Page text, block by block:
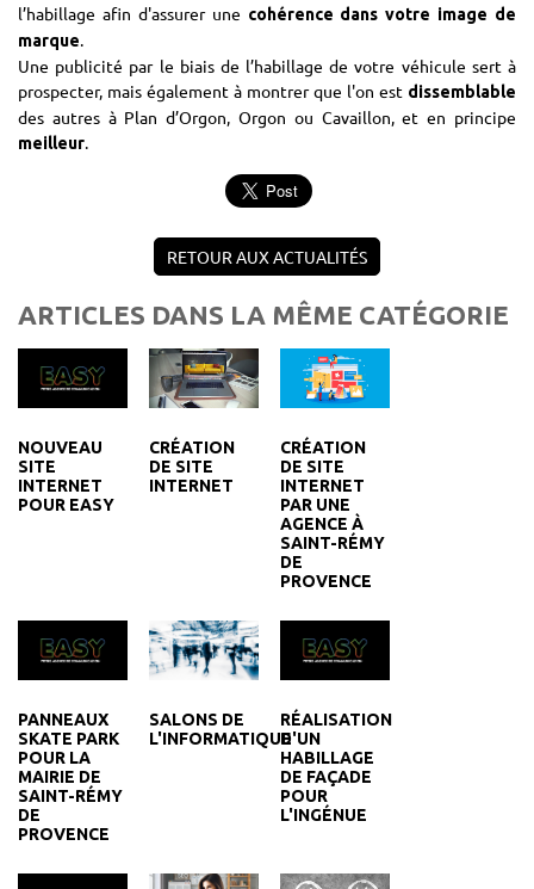
l’habillage afin d'assurer une cohérence dans votre image de
marque.
Une publicité par le biais de l’habillage de votre véhicule sert à
prospecter, mais également à montrer que l'on est dissemblable
des autres à Plan d’Orgon, Orgon ou Cavaillon, et en principe
meilleur.
RETOUR AUX ACTUALITÉS
ARTICLES DANS LA MÊME CATÉGORIE
NOUVEAU
SITE
INTERNET
POUR EASY
CRÉATION
DE SITE
INTERNET
CRÉATION
DE SITE
INTERNET
PAR UNE
AGENCE À
SAINT-RÉMY
DE
PROVENCE
PANNEAUX
SKATE PARK
POUR LA
MAIRIE DE
SAINT-RÉMY
DE
PROVENCE
SALONS DE
L'INFORMATIQUE
RÉALISATION
D'UN
HABILLAGE
DE FAÇADE
POUR
L'INGÉNUE